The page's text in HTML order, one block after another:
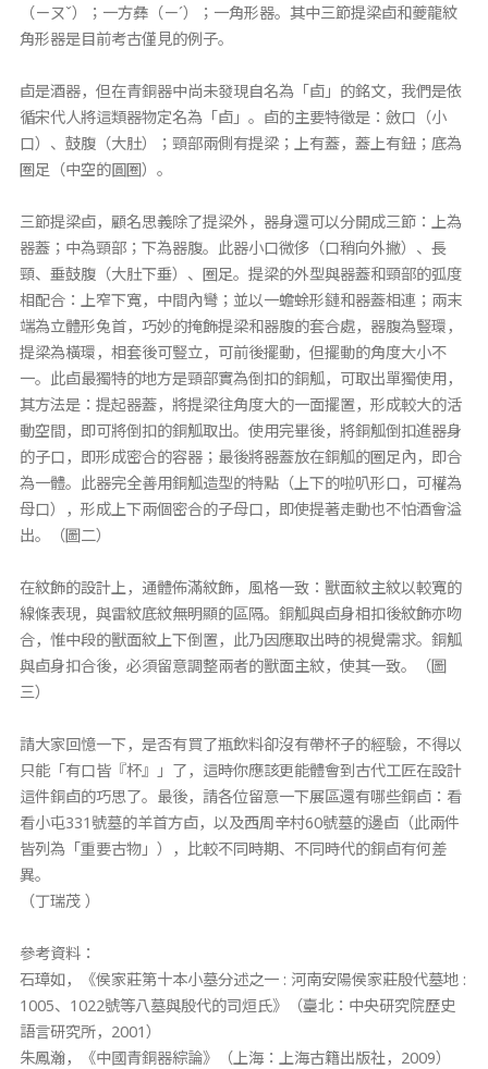
（ㄧㄡˇ）；一方彝（ㄧˊ）；一角形器。其中三節提梁卣和夔龍紋
角形器是目前考古僅見的例子。
卣是酒器，但在青銅器中尚未發現自名為「卣」的銘文，我們是依
循宋代人將這類器物定名為「卣」。卣的主要特徵是：斂口（小
口）、鼓腹（大肚）；頸部兩側有提梁；上有蓋，蓋上有鈕；底為
圈足（中空的圓圈）。
三節提梁卣，顧名思義除了提梁外，器身還可以分開成三節：上為
器蓋；中為頸部；下為器腹。此器小口微侈（口稍向外撇）、長
頸、垂鼓腹（大肚下垂）、圈足。提梁的外型與器蓋和頸部的弧度
相配合：上窄下寬，中間內彎；並以一蟾蜍形鏈和器蓋相連；兩末
端為立體形兔首，巧妙的掩飾提梁和器腹的套合處，器腹為豎環，
提梁為橫環，相套後可豎立，可前後擺動，但擺動的角度大小不
一。此卣最獨特的地方是頸部實為倒扣的銅觚，可取出單獨使用，
其方法是：提起器蓋，將提梁往角度大的一面擺置，形成較大的活
動空間，即可將倒扣的銅觚取出。使用完畢後，將銅觚倒扣進器身
的子口，即形成密合的容器；最後將器蓋放在銅觚的圈足內，即合
為一體。此器完全善用銅觚造型的特點（上下的啦叭形口，可權為
母口），形成上下兩個密合的子母口，即使提著走動也不怕酒會溢
出。（圖二）
在紋飾的設計上，通體佈滿紋飾，風格一致：獸面紋主紋以較寬的
線條表現，與雷紋底紋無明顯的區隔。銅觚與卣身相扣後紋飾亦吻
合，惟中段的獸面紋上下倒置，此乃因應取出時的視覺需求。銅觚
與卣身扣合後，必須留意調整兩者的獸面主紋，使其一致。（圖
三）
請大家回憶一下，是否有買了瓶飲料卻沒有帶杯子的經驗，不得以
只能「有口皆『杯』」了，這時你應該更能體會到古代工匠在設計
這件銅卣的巧思了。最後，請各位留意一下展區還有哪些銅卣：看
看小屯331號墓的羊首方卣，以及西周辛村60號墓的邊卣（此兩件
皆列為「重要古物」），比較不同時期、不同時代的銅卣有何差
異。
（丁瑞茂 ）
參考資料：
石璋如，《侯家莊第十本小墓分述之一 : 河南安陽侯家莊殷代墓地 :
1005、1022號等八墓與殷代的司烜氏》（臺北：中央研究院歷史
語言研究所，2001）
朱鳳瀚，《中國青銅器綜論》（上海：上海古籍出版社，2009）